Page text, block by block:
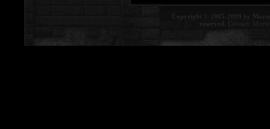
Copyright © 2005-2009 by
reserved. Contact: